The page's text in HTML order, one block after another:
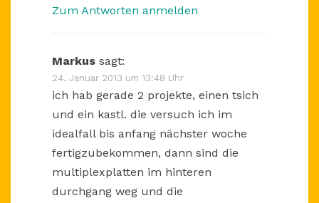
Zum Antworten anmelden
Markus sagt:
24. Januar 2013 um 13:48 Uhr
ich hab gerade 2 projekte, einen tsich
und ein kastl. die versuch ich im
idealfall bis anfang nächster woche
fertigzubekommen, dann sind die
multiplexplatten im hinteren
durchgang weg und die